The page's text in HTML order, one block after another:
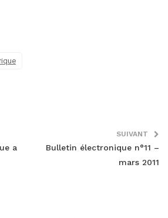
a
SUIVANT
Bulletin électronique n°11 –
mars 2011